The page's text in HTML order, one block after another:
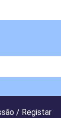
/ Registar